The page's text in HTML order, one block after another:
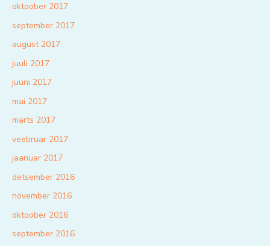
oktoober 2017
september 2017
august 2017
juuli 2017
juuni 2017
mai 2017
märts 2017
veebruar 2017
jaanuar 2017
detsember 2016
november 2016
oktoober 2016
september 2016